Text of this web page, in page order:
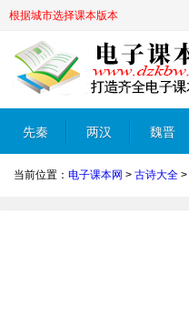
根据城市选择课本版本
先秦 两汉 魏晋
当前位置： 电子课本网 > 古诗大全 >